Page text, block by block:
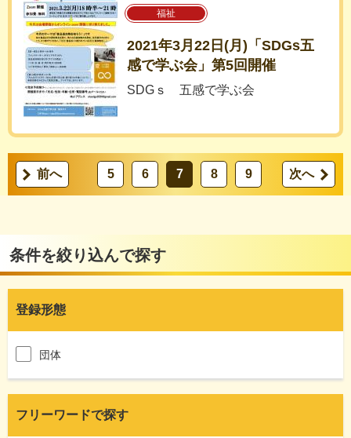
福祉
2021年3月22日(月)「SDGs五
感で学ぶ会」第5回開催
SDGｓ 五感で学ぶ会
前へ 5 6 7 8 9 次へ
条件を絞り込んで探す
登録形態
団体
フリーワードで探す